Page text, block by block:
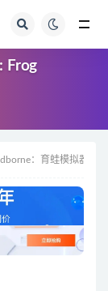
Frog
：育蛙模拟器/